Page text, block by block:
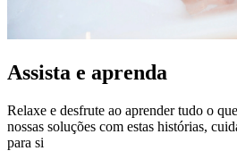
Assista e aprenda
Relaxe e desfrute ao aprender tudo o
nossas soluções com estas histórias,
para si